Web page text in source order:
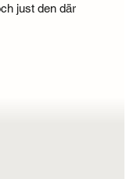
just den där